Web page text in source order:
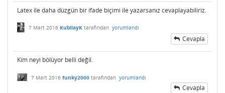
Latex ile daha düzgün bir ifade biçimi ile yazarsanız cevaplayabiliriz.
7 Mart 2016 KubilayK tarafından yorumlandı
Cevapla
Kim neyi bölüyor belli değil.
7 Mart 2016 funky2000 tarafından yorumlandı
Cevapla